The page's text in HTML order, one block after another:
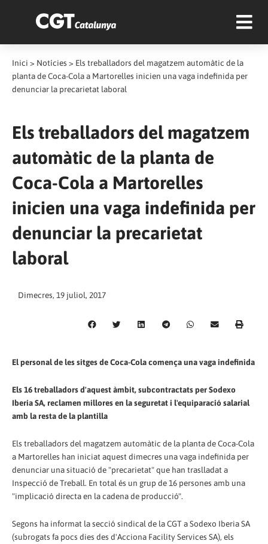
Inici > Notícies > Els treballadors del magatzem automàtic de la
planta de Coca-Cola a Martorelles inicien una vaga indefinida per
denunciar la precarietat laboral
Els treballadors del magatzem
automàtic de la planta de
Coca-Cola a Martorelles
inicien una vaga indefinida per
denunciar la precarietat
laboral
Dimecres, 19 juliol, 2017
El personal de les sitges de Coca-Cola comença una vaga indefinida
Els 16 treballadors d'aquest àmbit, subcontractats per Sodexo
Iberia SA, reclamen millores en la seguretat i l'equiparació salarial
amb la resta de la plantilla
Els treballadors del magatzem automàtic de la planta de Coca-Cola
a Martorelles han iniciat aquest dimecres una vaga indefinida per
denunciar una situació de "precarietat" que han traslladat a
Inspecció de Treball. En total és un grup de 16 persones amb una
"implicació directa en la cadena de producció".
Segons ha informat la secció sindical de la CGT a Sodexo Iberia SA
(subrogats fa pocs dies des d'Acciona Facility Services SA), els